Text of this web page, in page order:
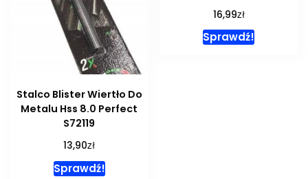
Stalco Blister Wiertło Do
Metalu Hss 8.0 Perfect
S72119
13,90zł
Sprawdź!
16,99zł
Sprawdź!